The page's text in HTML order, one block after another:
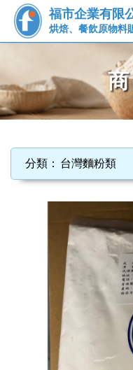
福市企業有限
烘焙、餐飲原物料
台灣麵粉類